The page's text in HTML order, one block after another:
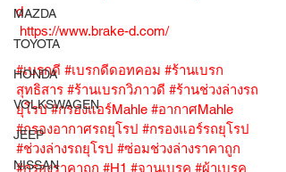
MAZDA
TOYOTA
HONDA
VOLKSWAGEN
JEEP
NISSAN
d
https://www.brake-d.com/
#เบรกดี #เบรกดีดอทคอม #ร้านเบรก
สุทธิสาร #ร้านเบรกวิภาวดี #ร้านช่วงล่างรถ
ยุโรป #กรองแอร์Mahle #อากาศMahle
#กรองอากาศรถยุโรป #กรองแอร์รถยุโรป
#ช่วงล่างรถยุโรป #ซ่อมช่วงล่างราคาถูก
#กรองราคาถูก #H1 #จานเบรค #ผ้าเบรค